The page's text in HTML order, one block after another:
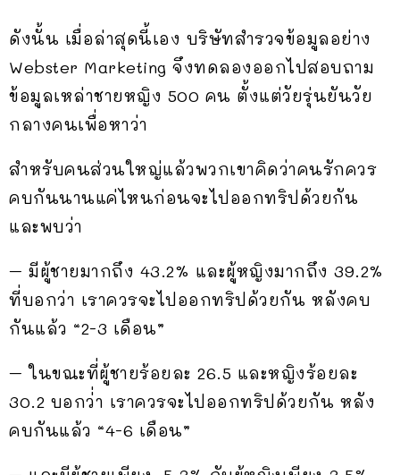
ดังนั้น เมื่อล่าสุดนี้เอง บริษัทสำรวจข้อมูลอย่าง
Webster Marketing จึงทดลองออกไปสอบถาม
ข้อมูลเหล่าชายหญิง 500 คน ตั้งแต่วัยรุ่นยันวัย
กลางคนเพื่อหาว่า
สำหรับคนส่วนใหญ่แล้วพวกเขาคิดว่าคนรักควร
คบกันนานแค่ไหนก่อนจะไปออกทริปด้วยกัน
และพบว่า
– มีผู้ชายมากถึง 43.2% และผู้หญิงมากถึง 39.2%
ที่บอกว่า เราควรจะไปออกทริปด้วยกัน หลังคบ
กันแล้ว “2-3 เดือน”
– ในขณะที่ผู้ชายร้อยละ 26.5 และหญิงร้อยละ
30.2 บอกว่่า เราควรจะไปออกทริปด้วยกัน หลัง
คบกันแล้ว “4-6 เดือน”